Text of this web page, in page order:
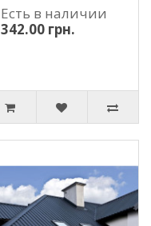
Есть в наличии
342.00 грн.